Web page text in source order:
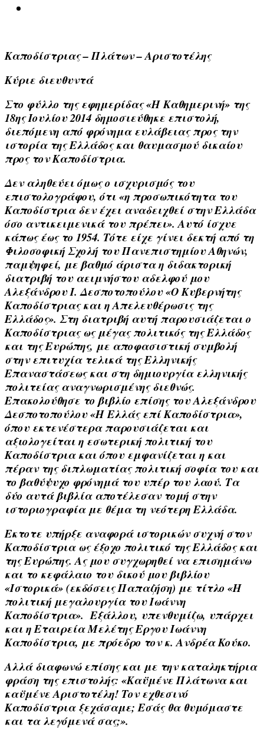
Καποδίστριας – Πλάτων – Αριστοτέλης
Κύριε διευθυντά
Στο φύλλο της εφημερίδας «Η Καθημερινή» της
18ης Ιουλίου 2014 δημοσιεύθηκε επιστολή,
διεπόμενη από φρόνημα ευλάβειας προς την
ιστορία της Ελλάδος και θαυμασμού δικαίου
προς τον Καποδίστρια.
Δεν αληθεύει όμως ο ισχυρισμός του
επιστολογράφου, ότι «η προσωπικότητα του
Καποδίστρια δεν έχει αναδειχθεί στην Ελλάδα
όσο αντικειμενικά του πρέπει». Αυτό ίσχυε
κάπως έως το 1954. Τότε είχε γίνει δεκτή από τη
Φιλοσοφική Σχολή του Πανεπιστημίου Αθηνών,
παμψηφεί, με βαθμό άριστα η διδακτορική
διατριβή του αειμνήστου αδελφού μου
Αλεξάνδρου Ι. Δεσποτοπούλου «Ο Κυβερνήτης
Καποδίστριας και η Απελευθέρωσις της
Ελλάδος». Στη διατριβή αυτή παρουσιάζεται ο
Καποδίστριας ως μέγας πολιτικός της Ελλάδος
και της Ευρώπης, με αποφασιστική συμβολή
στην επιτυχία τελικά της Ελληνικής
Επαναστάσεως και στη δημιουργία ελληνικής
πολιτείας αναγνωρισμένης διεθνώς.
Επακολούθησε το βιβλίο επίσης του Αλεξάνδρου
Δεσποτοπούλου «Η Ελλάς επί Καποδίστρια»,
όπου εκτενέστερα παρουσιάζεται και
αξιολογείται η εσωτερική πολιτική του
Καποδίστρια και όπου εμφανίζεται η και
πέραν της διπλωματίας πολιτική σοφία του και
το βαθύψυχο φρόνημά του υπέρ του λαού. Τα
δύο αυτά βιβλία αποτέλεσαν τομή στην
ιστοριογραφία με θέμα τη νεότερη Ελλάδα.
Εκτοτε υπήρξε αναφορά ιστορικών συχνή στον
Καποδίστρια ως έξοχο πολιτικό της Ελλάδος και
της Ευρώπης. Ας μου συγχωρηθεί να επισημάνω
και το κεφάλαιο του δικού μου βιβλίου
«Ιστορικά» (εκδόσεις Παπαζήση) με τίτλο «Η
πολιτική μεγαλουργία του Ιωάννη
Καποδίστρια». Εξάλλου, υπενθυμίζω, υπάρχει
και η Εταιρεία Μελέτης Εργου Ιωάννη
Καποδίστρια, με πρόεδρο τον κ. Ανδρέα Κούκο.
Αλλά διαφωνώ επίσης και με την καταληκτήρια
φράση της επιστολής: «Καϋμένε Πλάτωνα και
καϋμένε Αριστοτέλη! Τον εχθεσινό
Καποδίστρια ξεχάσαμε; Εσάς θα θυμόμαστε
και τα λεγόμενά σας;».